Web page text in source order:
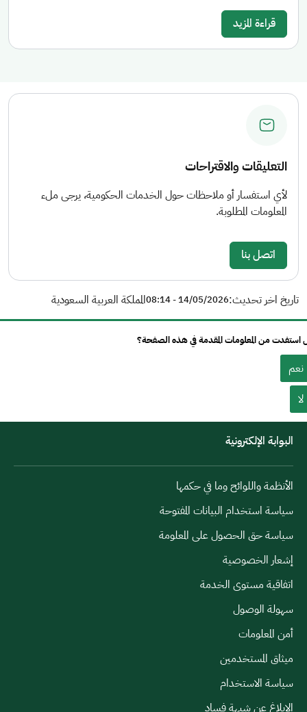
قراءة المزيد
التعليقات والاقتراحات
لأي استفسار أو ملاحظات حول الخدمات الحكومية، يرجى ملء
المعلومات المطلوبة.
اتصل بنا
تاريخ اخر تحديث:14/05/2026 - 08:14 المملكة العربية السعودية
استفدت من المعلومات المقدمة في هذه الصفحة؟
نعم
لا
البوابة الإلكترونية
الأنظمة واللوائح وما في حكمها
سياسة استخدام البيانات المفتوحة
سياسة حق الحصول على المعلومة
إشعار الخصوصية
اتفاقية مستوى الخدمة
سهولة الوصول
أمن المعلومات
ميثاق المستخدمين
سياسة الاستخدام
الإبلاغ عن شبهة فساد